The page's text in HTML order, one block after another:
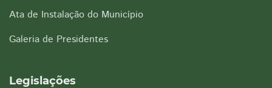
Ata de Instalação do Município
Galeria de Presidentes
Legislações